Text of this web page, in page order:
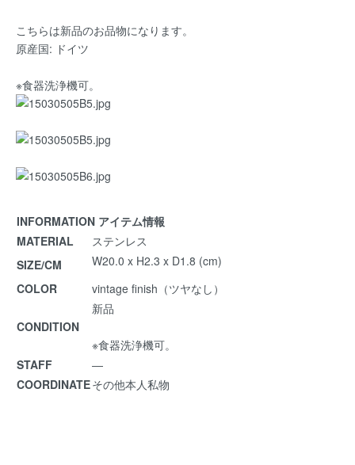
こちらは新品のお品物になります。
原産国: ドイツ
※食器洗浄機可。
INFORMATION アイテム情報
MATERIAL
ステンレス
SIZE/CM
W20.0 x H2.3 x D1.8 (cm)
COLOR
vintage finish（ツヤなし）
CONDITION
新品
※食器洗浄機可。
STAFF
―
COORDINATEその他本人私物